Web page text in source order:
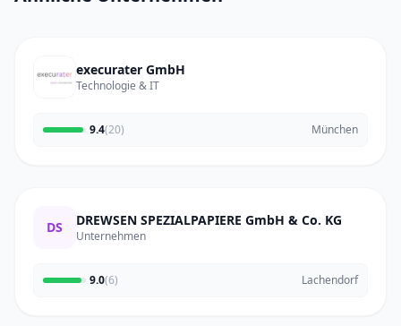
execurater GmbH
Technologie & IT
9.4(20) München
DS DREWSEN SPEZIALPAPIERE GmbH & Co. KG
Unternehmen
9.0(6) Lachendorf